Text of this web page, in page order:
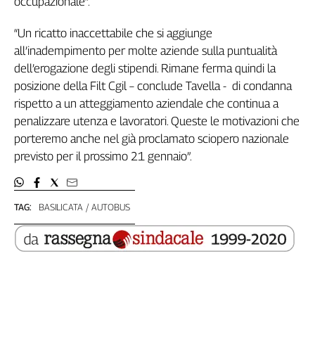
Speciali
G8
di
Genova,
sangue
della
ragione
120
anni
Collettiva
Academy
Collettiva
Play
TAG: BASILICATA AUTOBUS
“Un ricatto inaccettabile che si aggiunge
all’inadempimento per molte aziende sulla puntualità
dell’erogazione degli stipendi. Rimane ferma quindi la
posizione della Filt Cgil – conclude Tavella - di condanna
rispetto a un atteggiamento aziendale che continua a
penalizzare utenza e lavoratori. Queste le motivazioni che
porteremo anche nel già proclamato sciopero nazionale
previsto per il prossimo 21 gennaio”.